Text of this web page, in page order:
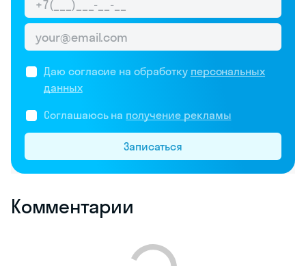
Даю согласие на обработку персональных
данных
Соглашаюсь на получение рекламы
Записаться
Комментарии